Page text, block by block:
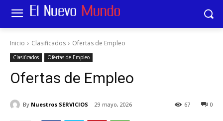
Inicio Clasificados Ofertas de Empleo
Clasificados Ofertas de Empleo
Ofertas de Empleo
By Nuestros SERVICIOS 29 mayo, 2026 0
67